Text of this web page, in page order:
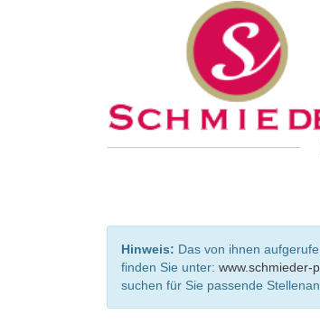
Hinweis: Das von ihnen
finden Sie unter: www.schmieder-
suchen für Sie passende